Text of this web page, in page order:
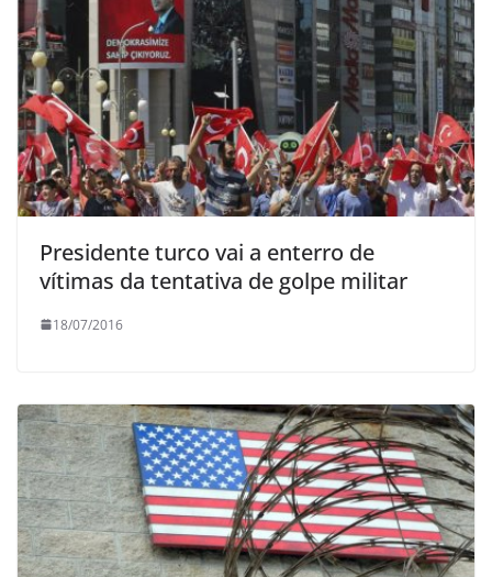
Presidente turco vai a enterro de
vítimas da tentativa de golpe militar
18/07/2016